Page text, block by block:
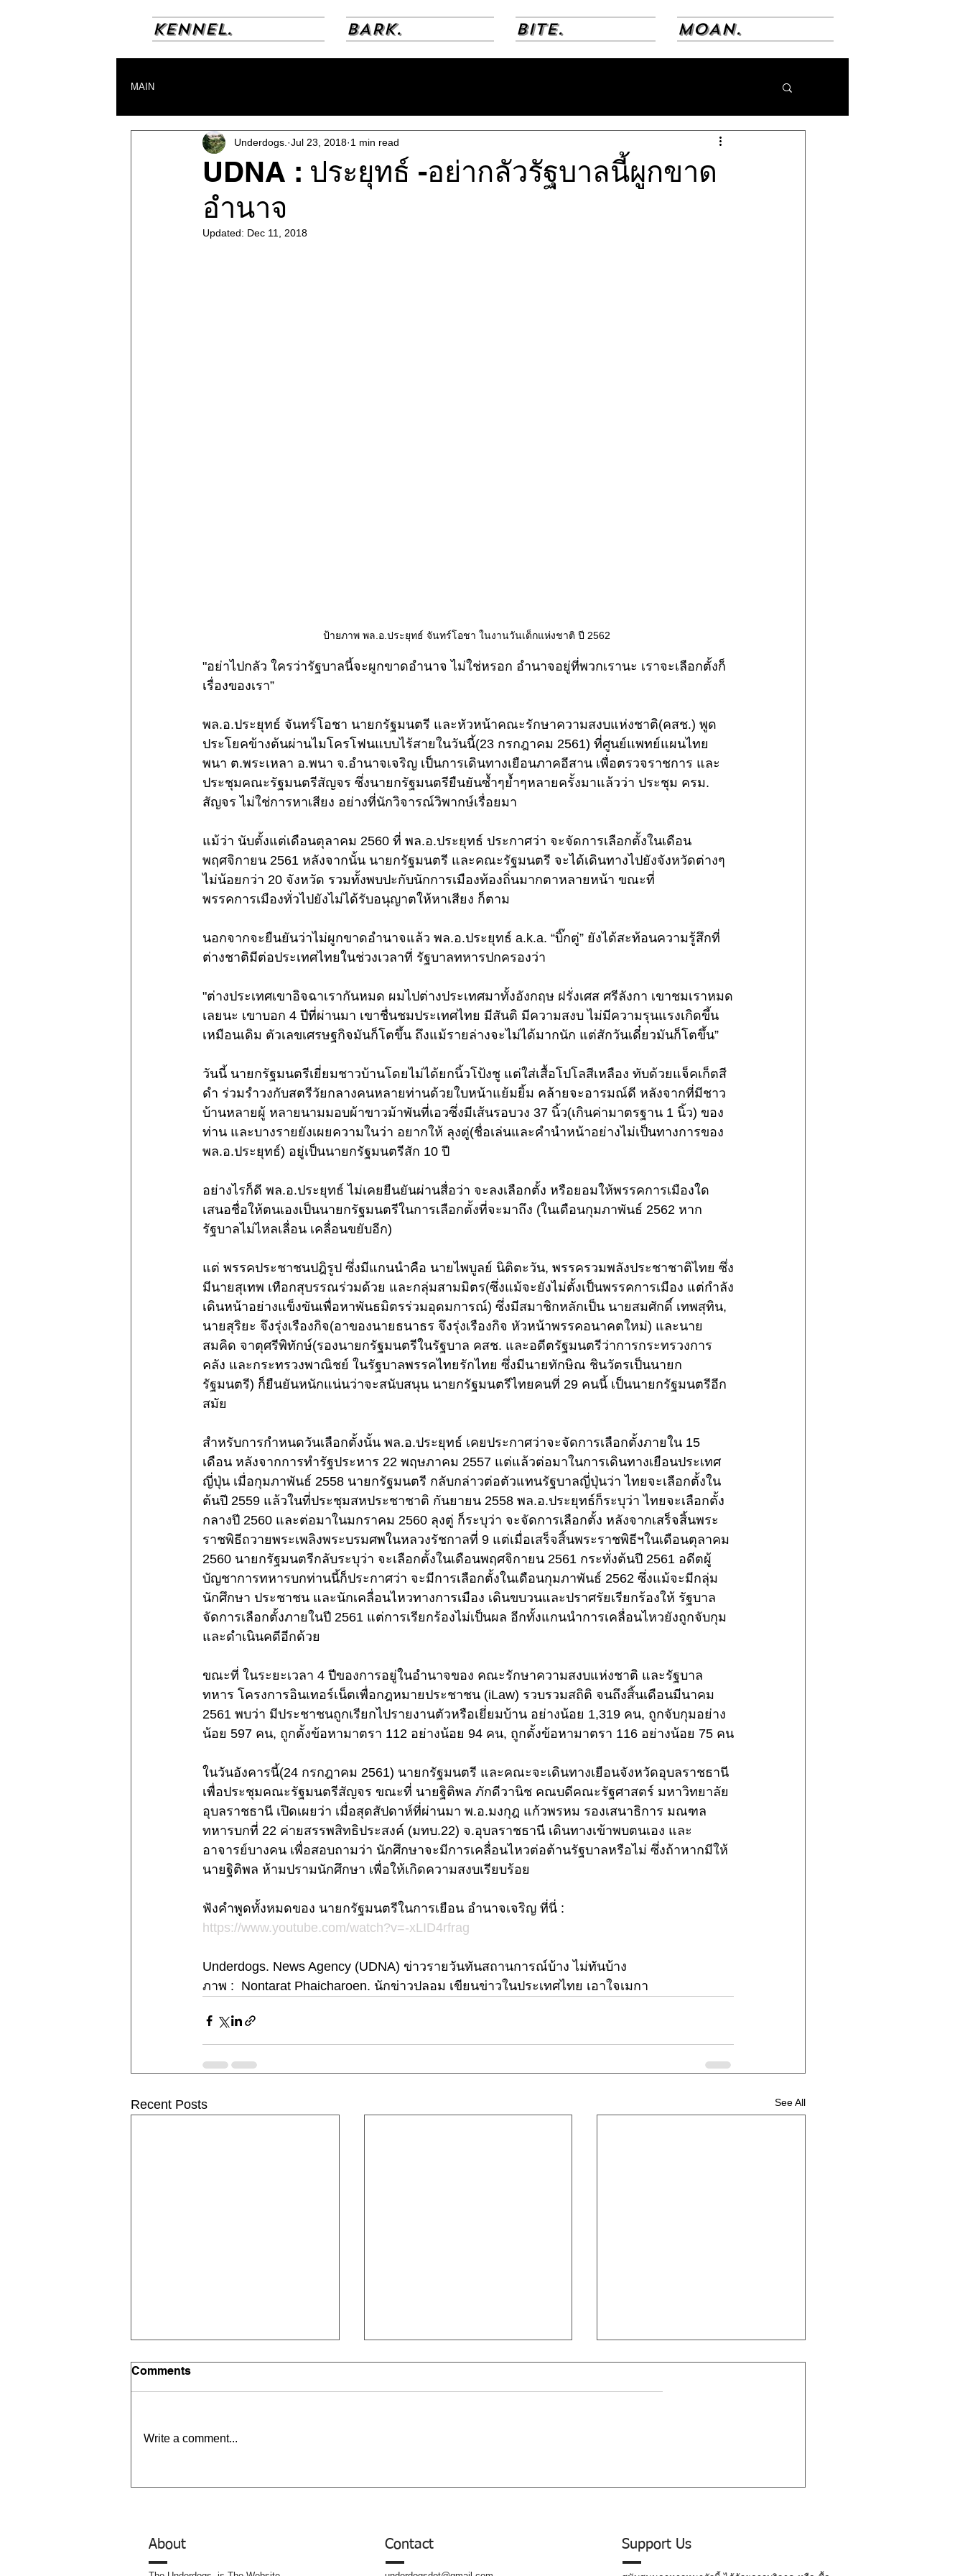
KENNEL. BARK. BITE. MOAN.
MAIN
UDNA : ประยุทธ์ -อย่ากลัวรัฐบาลนี้ผูกขาด
อำนาจ
Underdogs. Jul 23, 2018 1 min read
Updated: Dec 11, 2018
ป้ายภาพ พล.อ.ประยุทธ์ จันทร์โอชา ในงานวันเด็กแห่งชาติ ปี 2562
"อย่าไปกลัว ใครว่ารัฐบาลนี้จะผูกขาดอำนาจ ไม่ใช่หรอก อำนาจอยู่ที่พวกเรานะ เราจะเลือกตั้งก็
เรื่องของเรา”
พล.อ.ประยุทธ์ จันทร์โอชา นายกรัฐมนตรี และหัวหน้าคณะรักษาความสงบแห่งชาติ(คสช.) พูด
ประโยคข้างต้นผ่านไมโครโฟนแบบไร้สายในวันนี้(23 กรกฎาคม 2561) ที่ศูนย์แพทย์แผนไทย
พนา ต.พระเหลา อ.พนา จ.อำนาจเจริญ เป็นการเดินทางเยือนภาคอีสาน เพื่อตรวจราชการ และ
ประชุมคณะรัฐมนตรีสัญจร ซึ่งนายกรัฐมนตรียืนยันซ้ำๆย้ำๆหลายครั้งมาแล้วว่า ประชุม ครม.
สัญจร ไม่ใช่การหาเสียง อย่างที่นักวิจารณ์วิพากษ์เรื่อยมา
แม้ว่า นับตั้งแต่เดือนตุลาคม 2560 ที่ พล.อ.ประยุทธ์ ประกาศว่า จะจัดการเลือกตั้งในเดือน
พฤศจิกายน 2561 หลังจากนั้น นายกรัฐมนตรี และคณะรัฐมนตรี จะได้เดินทางไปยังจังหวัดต่างๆ
ไม่น้อยกว่า 20 จังหวัด รวมทั้งพบปะกับนักการเมืองท้องถิ่นมากตาหลายหน้า ขณะที่
พรรคการเมืองทั่วไปยังไม่ได้รับอนุญาตให้หาเสียง ก็ตาม
นอกจากจะยืนยันว่าไม่ผูกขาดอำนาจแล้ว พล.อ.ประยุทธ์ a.k.a. “บิ๊กตู่” ยังได้สะท้อนความรู้สึกที่
ต่างชาติมีต่อประเทศไทยในช่วงเวลาที่ รัฐบาลทหารปกครองว่า
"ต่างประเทศเขาอิจฉาเรากันหมด ผมไปต่างประเทศมาทั้งอังกฤษ ฝรั่งเศส ศรีลังกา เขาชมเราหมด
เลยนะ เขาบอก 4 ปีที่ผ่านมา เขาชื่นชมประเทศไทย มีสันติ มีความสงบ ไม่มีความรุนแรงเกิดขึ้น
เหมือนเดิม ตัวเลขเศรษฐกิจมันก็โตขึ้น ถึงแม้รายล่างจะไม่ได้มากนัก แต่สักวันเดี๋ยวมันก็โตขึ้น”
วันนี้ นายกรัฐมนตรีเยี่ยมชาวบ้านโดยไม่ได้ยกนิ้วโป้งชู แต่ใส่เสื้อโปโลสีเหลือง ทับด้วยแจ็คเก็ตสี
ดำ ร่วมรำวงกับสตรีวัยกลางคนหลายท่านด้วยใบหน้าแย้มยิ้ม คล้ายจะอารมณ์ดี หลังจากที่มีชาว
บ้านหลายผู้ หลายนามมอบผ้าขาวม้าพันที่เอวซึ่งมีเส้นรอบวง 37 นิ้ว(เกินค่ามาตรฐาน 1 นิ้ว) ของ
ท่าน และบางรายยังเผยความในว่า อยากให้ ลุงตู่(ชื่อเล่นและคำนำหน้าอย่างไม่เป็นทางการของ
พล.อ.ประยุทธ์) อยู่เป็นนายกรัฐมนตรีสัก 10 ปี
อย่างไรก็ดี พล.อ.ประยุทธ์ ไม่เคยยืนยันผ่านสื่อว่า จะลงเลือกตั้ง หรือยอมให้พรรคการเมืองใด
เสนอชื่อให้ตนเองเป็นนายกรัฐมนตรีในการเลือกตั้งที่จะมาถึง (ในเดือนกุมภาพันธ์ 2562 หาก
รัฐบาลไม่ไหลเลื่อน เคลื่อนขยับอีก)
แต่ พรรคประชาชนปฎิรูป ซึ่งมีแกนนำคือ นายไพบูลย์ นิติตะวัน, พรรครวมพลังประชาชาติไทย ซึ่ง
มีนายสุเทพ เทือกสุบรรณร่วมด้วย และกลุ่มสามมิตร(ซึ่งแม้จะยังไม่ตั้งเป็นพรรคการเมือง แต่กำลัง
เดินหน้าอย่างแข็งขันเพื่อหาพันธมิตรร่วมอุดมการณ์) ซึ่งมีสมาชิกหลักเป็น นายสมศักดิ์ เทพสุทิน,
นายสุริยะ จึงรุ่งเรืองกิจ(อาของนายธนาธร จึงรุ่งเรืองกิจ หัวหน้าพรรคอนาคตใหม่) และนาย
สมคิด จาตุศรีพิทักษ์(รองนายกรัฐมนตรีในรัฐบาล คสช. และอดีตรัฐมนตรีว่าการกระทรวงการ
คลัง และกระทรวงพาณิชย์ ในรัฐบาลพรรคไทยรักไทย ซึ่งมีนายทักษิณ ชินวัตรเป็นนายก
รัฐมนตรี) ก็ยืนยันหนักแน่นว่าจะสนับสนุน นายกรัฐมนตรีไทยคนที่ 29 คนนี้ เป็นนายกรัฐมนตรีอีก
สมัย
สำหรับการกำหนดวันเลือกตั้งนั้น พล.อ.ประยุทธ์ เคยประกาศว่าจะจัดการเลือกตั้งภายใน 15
เดือน หลังจากการทำรัฐประหาร 22 พฤษภาคม 2557 แต่แล้วต่อมาในการเดินทางเยือนประเทศ
ญี่ปุ่น เมื่อกุมภาพันธ์ 2558 นายกรัฐมนตรี กลับกล่าวต่อตัวแทนรัฐบาลญี่ปุ่นว่า ไทยจะเลือกตั้งใน
ต้นปี 2559 แล้วในที่ประชุมสหประชาชาติ กันยายน 2558 พล.อ.ประยุทธ์ก็ระบุว่า ไทยจะเลือกตั้ง
กลางปี 2560 และต่อมาในมกราคม 2560 ลุงตู่ ก็ระบุว่า จะจัดการเลือกตั้ง หลังจากเสร็จสิ้นพระ
ราชพิธีถวายพระเพลิงพระบรมศพในหลวงรัชกาลที่ 9 แต่เมื่อเสร็จสิ้นพระราชพิธีฯในเดือนตุลาคม
2560 นายกรัฐมนตรีกลับระบุว่า จะเลือกตั้งในเดือนพฤศจิกายน 2561 กระทั่งต้นปี 2561 อดีตผู้
บัญชาการทหารบกท่านนี้ก็ประกาศว่า จะมีการเลือกตั้งในเดือนกุมภาพันธ์ 2562 ซึ่งแม้จะมีกลุ่ม
นักศึกษา ประชาชน และนักเคลื่อนไหวทางการเมือง เดินขบวนและปราศรัยเรียกร้องให้ รัฐบาล
จัดการเลือกตั้งภายในปี 2561 แต่การเรียกร้องไม่เป็นผล อีกทั้งแกนนำการเคลื่อนไหวยังถูกจับกุม
และดำเนินคดีอีกด้วย
ขณะที่ ในระยะเวลา 4 ปีของการอยู่ในอำนาจของ คณะรักษาความสงบแห่งชาติ และรัฐบาล
ทหาร โครงการอินเทอร์เน็ตเพื่อกฎหมายประชาชน (iLaw) รวบรวมสถิติ จนถึงสิ้นเดือนมีนาคม
2561 พบว่า มีประชาชนถูกเรียกไปรายงานตัวหรือเยี่ยมบ้าน อย่างน้อย 1,319 คน, ถูกจับกุมอย่าง
น้อย 597 คน, ถูกตั้งข้อหามาตรา 112 อย่างน้อย 94 คน, ถูกตั้งข้อหามาตรา 116 อย่างน้อย 75 คน
ในวันอังคารนี้(24 กรกฎาคม 2561) นายกรัฐมนตรี และคณะจะเดินทางเยือนจังหวัดอุบลราชธานี
เพื่อประชุมคณะรัฐมนตรีสัญจร ขณะที่ นายฐิติพล ภักดีวานิช คณบดีคณะรัฐศาสตร์ มหาวิทยาลัย
อุบลราชธานี เปิดเผยว่า เมื่อสุดสัปดาห์ที่ผ่านมา พ.อ.มงกุฎ แก้วพรหม รองเสนาธิการ มณฑล
ทหารบกที่ 22 ค่ายสรรพสิทธิประสงค์ (มทบ.22) จ.อุบลราชธานี เดินทางเข้าพบตนเอง และ
อาจารย์บางคน เพื่อสอบถามว่า นักศึกษาจะมีการเคลื่อนไหวต่อต้านรัฐบาลหรือไม่ ซึ่งถ้าหากมีให้
นายฐิติพล ห้ามปรามนักศึกษา เพื่อให้เกิดความสงบเรียบร้อย
ฟังคำพูดทั้งหมดของ นายกรัฐมนตรีในการเยือน อำนาจเจริญ ที่นี่ :
https://www.youtube.com/watch?v=-xLID4rfrag
Underdogs. News Agency (UDNA) ข่าวรายวันทันสถานการณ์บ้าง ไม่ทันบ้าง
ภาพ :  Nontarat Phaicharoen. นักข่าวปลอม เขียนข่าวในประเทศไทย เอาใจเมกา
Recent Posts See All
Read : เหตุผลที่อเมริกาหนุน
Comments
Write a comment...
About Contact Support Us